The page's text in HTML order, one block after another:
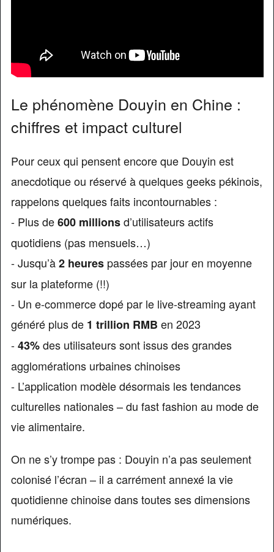
Le phénomène Douyin en Chine :
chiffres et impact culturel
Pour ceux qui pensent encore que Douyin est
anecdotique ou réservé à quelques geeks pékinois,
rappelons quelques faits incontournables :
- Plus de600 millionsd’utilisateurs actifs
quotidiens (pas mensuels…)
- Jusqu’à2 heurespassées par jour en moyenne
sur la plateforme (!!)
- Un e-commerce dopé par le live-streaming ayant
généré plus de 1 trillion RMB en 2023
-43%des utilisateurs sont issus des grandes
agglomérations urbaines chinoises
- L’application modèle désormais les tendances
culturelles nationales – du fast fashion au mode de
vie alimentaire.
On ne s’y trompe pas : Douyin n’a pas seulement
colonisé l’écran – il a carrément annexé la vie
quotidienne chinoise dans toutes ses dimensions
numériques.